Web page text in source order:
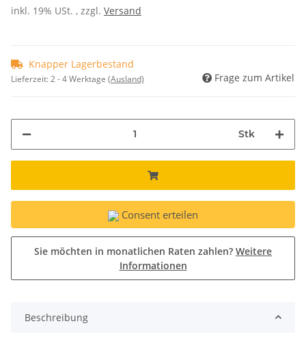
inkl. 19% USt. , zzgl. Versand
Knapper Lagerbestand
Lieferzeit:2 - 4 Werktage (Ausland) Frage zum Artikel
Stk
Consent erteilen
Sie möchten in monatlichen Raten zahlen? Weitere
Informationen
Beschreibung